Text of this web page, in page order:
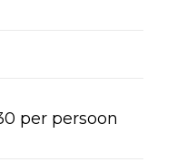
per persoon